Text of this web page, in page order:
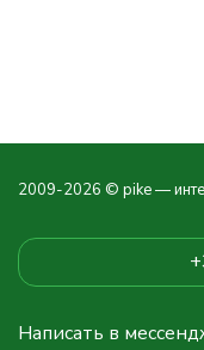
2009-2026 © pike —
Написать в